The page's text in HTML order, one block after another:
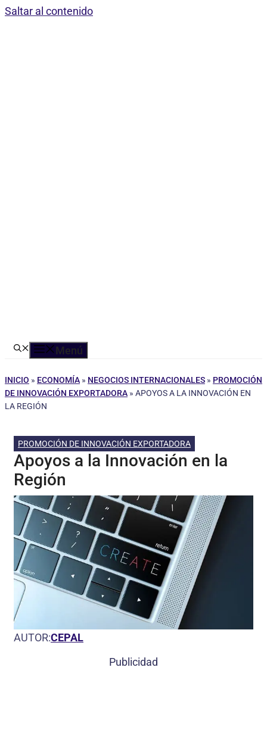
Saltar al contenido
Menú
INICIO » ECONOMÍA » NEGOCIOS INTERNACIONALES » PROMOCIÓN
DE INNOVACIÓN EXPORTADORA » APOYOS A LA INNOVACIÓN EN
LA REGIÓN
PROMOCIÓN DE INNOVACIÓN EXPORTADORA
Apoyos a la Innovación en la
Región
AUTOR:CEPAL
Publicidad